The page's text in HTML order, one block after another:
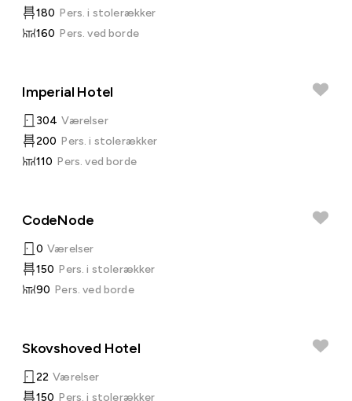
180 Pers. i stolerækker
160 Pers. ved borde
Imperial Hotel
304 Værelser
200 Pers. i stolerækker
110 Pers. ved borde
CodeNode
0 Værelser
150 Pers. i stolerækker
90 Pers. ved borde
Skovshoved Hotel
22 Værelser
150 Pers. i stolerækker